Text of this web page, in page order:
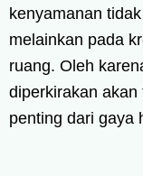
kenyamanan
melainkan pada
ruang. Oleh
diperkirakan
penting dari gaya